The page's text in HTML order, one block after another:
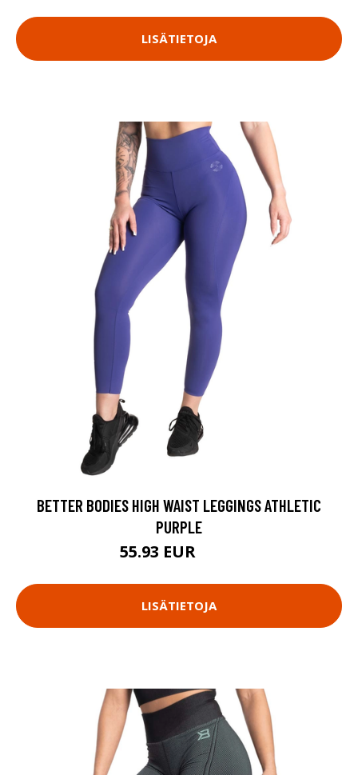
LISÄTIETOJA
BETTER BODIES HIGH WAIST LEGGINGS ATHLETIC
PURPLE
55.93 EUR
LISÄTIETOJA